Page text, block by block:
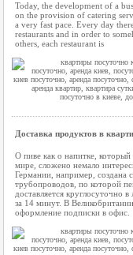
Today, the development of a
on the provision of catering
a very fast pace. Every day
restaurants and in order to
others, each restaurant is
Доставка продуктов в
О пиве как о напитке,
мире, сложено немало
Германии, например, создана
трубопроводов, по которой
доставляется круглосуточно
за 14 минут. В
оформление подписки в офис.